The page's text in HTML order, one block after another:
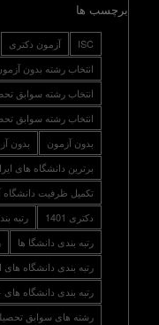
برچسب ها
ISC آزمون دکتری
انتخاب رشته بدون
انتخاب رشته سوابق
انتخاب رشته سوابق
بدون آزمون
بدون
برترین دانشگاه های
تکمیل ظرفیت دانشگاه
دکتری 1401
رتبه
رتبه بندی دانشگا ها
رتبه بندی دانشگاه های
رتبه بندی دانشگاه
رشته های سوابق